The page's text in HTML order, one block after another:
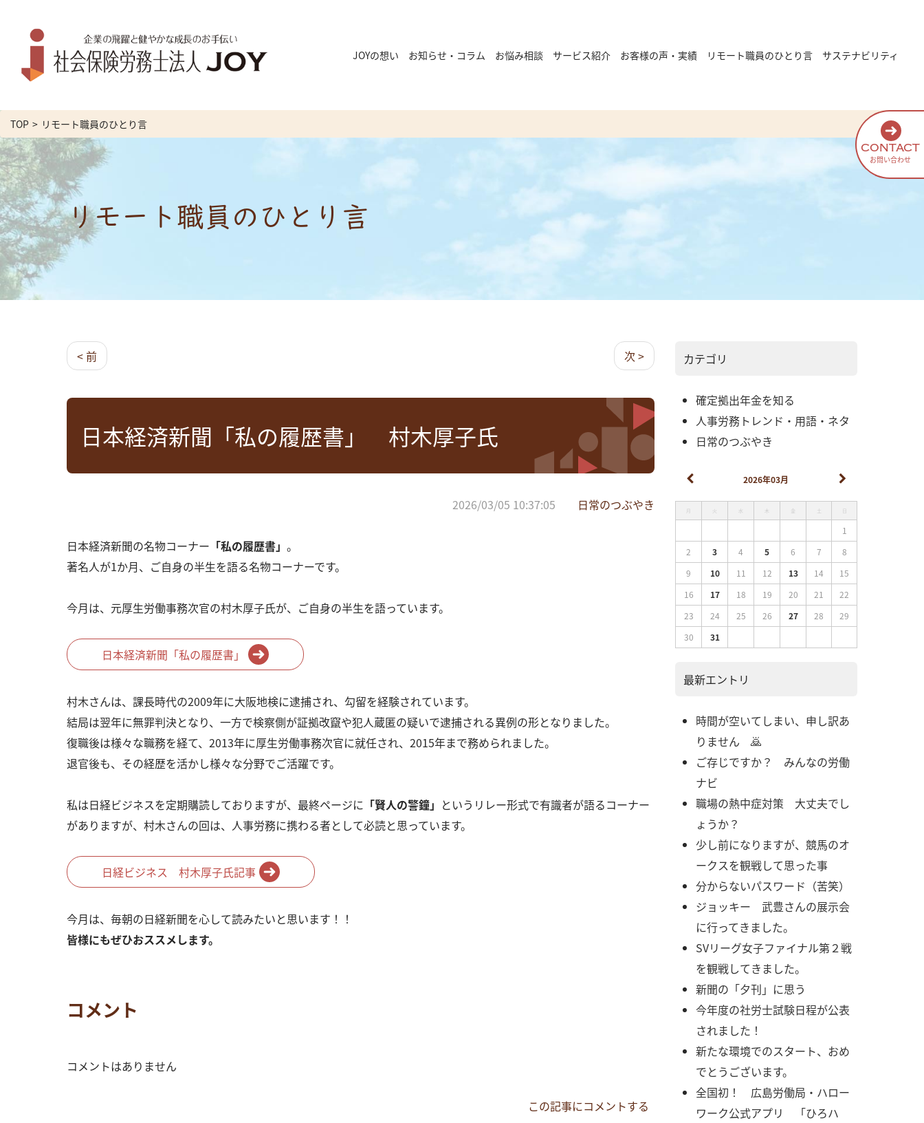
JOYの想い お知らせ・コラム お悩み相談 サービス紹介 お客様の声・実績 リモート職員のひとり言 サステナビリティ
TOP リモート職員のひとり言
リモート職員のひとり言
< 前 次 >
日本経済新聞「私の履歴書」 村木厚子氏
2026/03/05 10:37:05 日常のつぶやき
日本経済新聞の名物コーナー 「私の履歴書」 。
著名人が1か月、ご自身の半生を語る名物コーナーです。
今月は、元厚生労働事務次官の村木厚子氏が、ご自身の半生を語っています。
日本経済新聞「私の履歴書」
村木さんは、課長時代の2009年に大阪地検に逮捕され、勾留を経験されています。
結局は翌年に無罪判決となり、一方で検察側が証拠改竄や犯人蔵匿の疑いで逮捕される異例の形となりました。
復職後は様々な職務を経て、2013年に厚生労働事務次官に就任され、2015年まで務められました。
退官後も、その経歴を活かし様々な分野でご活躍です。
私は日経ビジネスを定期購読しておりますが、最終ページに 「賢人の警鐘」 というリレー形式で有識者が語るコーナー
がありますが、村木さんの回は、人事労務に携わる者として必読と思っています。
日経ビジネス 村木厚子氏記事
今月は、毎朝の日経新聞を心して読みたいと思います！！
皆様にもぜひおススメします。
コメント
コメントはありません
この記事にコメントする
カテゴリ
確定拠出年金を知る
人事労務トレンド・用語・ネタ
日常のつぶやき
2026年03月
月 火 水 木 金 土 日
1
2
3 4 5 6 7
8
9
10 11 12 13 14
15
16
17 18 19 20 21
22
23
24 25 26 27 28
29
30
31
最新エントリ
時間が空いてしまい、申し訳あ
りません 🙇
ご存じですか？ みんなの労働
ナビ
職場の熱中症対策 大丈夫でし
ょうか？
少し前になりますが、競馬のオ
ークスを観戦して思った事
分からないパスワード（苦笑）
ジョッキー 武豊さんの展示会
に行ってきました。
SVリーグ女子ファイナル第２戦
を観戦してきました。
新聞の「夕刊」に思う
今年度の社労士試験日程が公表
されました！
新たな環境でのスタート、おめ
でとうございます。
全国初！ 広島労働局・ハロー
ワーク公式アプリ 「ひろハ
CONTACT
お問い合わせ